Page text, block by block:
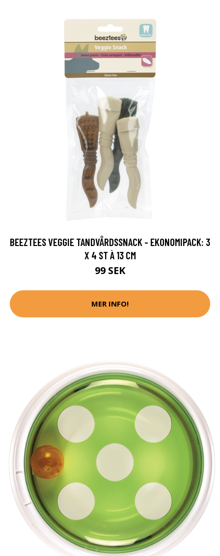
BEEZTEES VEGGIE TANDVÅRDSSNACK - EKONOMIPACK: 3
X 4 ST À 13 CM
99 SEK
MER INFO!